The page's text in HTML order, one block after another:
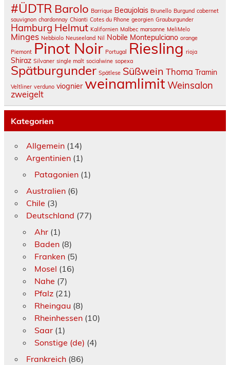
#ÜDTR Barolo Barrique Beaujolais Brunello Burgund cabernet
sauvignon chardonnay Chianti Cotes du Rhone georgien Grauburgunder
Hamburg Helmut Kalifornien Malbec marsanne MeliMelo
Minges Nebbiolo Neuseeland Nil Nobile Montepulciano orange
Piemont Pinot Noir Portugal Riesling rioja
Shiraz Silvaner single malt socialwine sopexa
Spätburgunder Spätlese Süßwein Thoma Tramin
Veltliner verduno viognier weinamlimit Weinsalon
zweigelt
Kategorien
Allgemein(14)
Argentinien(1)
Patagonien(1)
Australien(6)
Chile (3)
Deutschland (77)
Ahr(1)
Baden(8)
Franken(5)
Mosel (16)
Nahe (7)
Pfalz(21)
Rheingau (8)
Rheinhessen(10)
Saar(1)
Sonstige (de) (4)
Frankreich(86)